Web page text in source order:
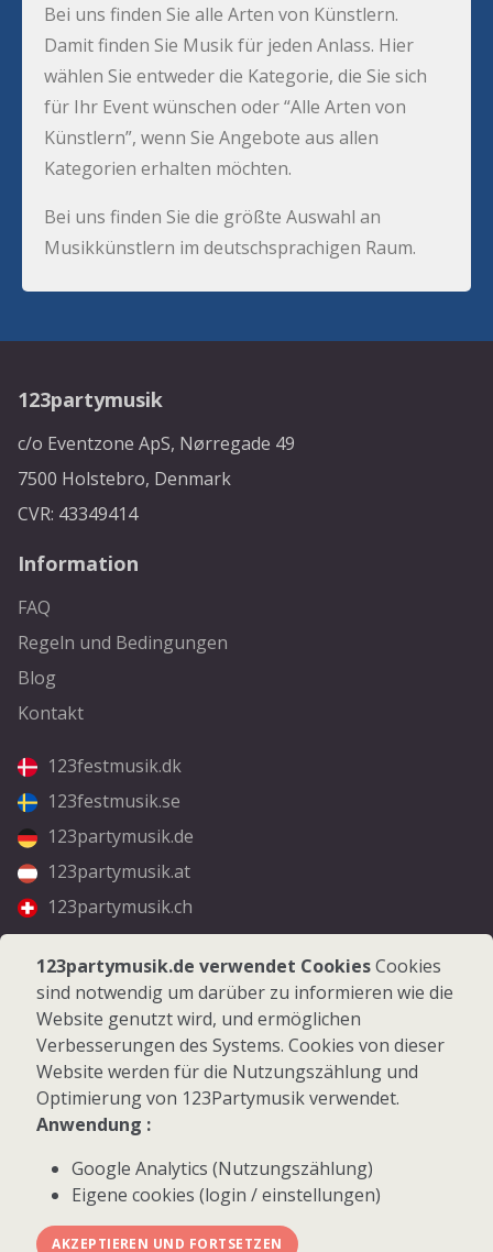
Bei uns finden Sie alle Arten von Künstlern.
Damit finden Sie Musik für jeden Anlass. Hier
wählen Sie entweder die Kategorie, die Sie sich
für Ihr Event wünschen oder “Alle Arten von
Künstlern”, wenn Sie Angebote aus allen
Kategorien erhalten möchten.
Bei uns finden Sie die größte Auswahl an
Musikkünstlern im deutschsprachigen Raum.
123partymusik
c/o Eventzone ApS, Nørregade 49
7500 Holstebro, Denmark
CVR: 43349414
Information
FAQ
Regeln und Bedingungen
Blog
Kontakt
123festmusik.dk
123festmusik.se
123partymusik.de
123partymusik.at
123partymusik.ch
Folgen Sie uns
Facebook
Instagram
© 2026 123Partymusik.de - Alle Rechte vorbehalten
123partymusik.de verwendet CookiesCookies
sind notwendig um darüber zu informieren wie die
Website genutzt wird, und ermöglichen
Verbesserungen des Systems. Cookies von dieser
Website werden für die Nutzungszählung und
Optimierung von 123Partymusik verwendet.
Anwendung :
Google Analytics (Nutzungszählung)
Eigene cookies (login / einstellungen)
AKZEPTIEREN UND FORTSETZEN